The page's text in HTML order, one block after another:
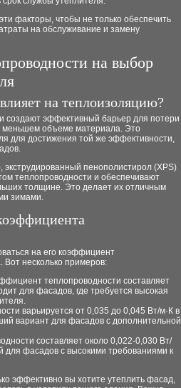
факторы, чтобы не только обеспечить
на обслуживание и замену
на выбор
на теплоизоляцию?
создают эффективный барьер для потери
меньшем объеме материала. Это
для достижения той же эффективности,
пенополистирол (XPS)
теплопроводности и обеспечивают
толщине. Это делает их отличным
зимами.
на его коэффициент
Вот несколько примеров:
теплопроводности составляет
для фасадов, где требуется высокая
варьируется от 0,035 до 0,045 Вт/м·К в
вариант для фасадов с дополнительной
составляет около 0,022-0,030 Вт/
для фасадов с высокими требованиями к
эффективно вы хотите утеплить фасад,